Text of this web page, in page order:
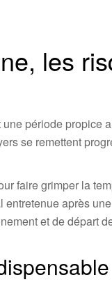
les
une période propice
se remettent
faire grimper la
entretenue après
et de départ